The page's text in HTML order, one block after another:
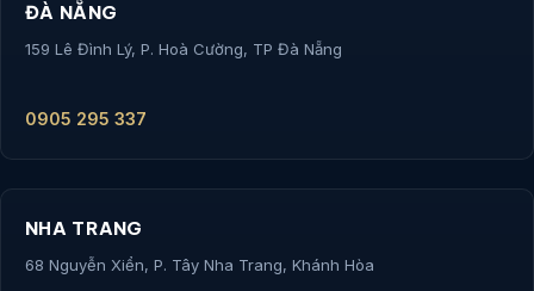
ĐÀ NẴNG
159 Lê Đình Lý, P. Hoà Cường, TP Đà Nẵng
0905 295 337
NHA TRANG
68 Nguyễn Xiển, P. Tây Nha Trang, Khánh Hòa